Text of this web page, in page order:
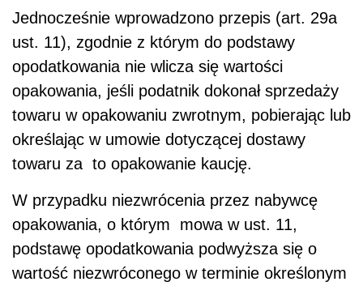
Jednocześnie wprowadzono przepis (art. 29a
ust. 11), zgodnie z którym do podstawy
opodatkowania nie wlicza się wartości
opakowania, jeśli podatnik dokonał sprzedaży
towaru w opakowaniu zwrotnym, pobierając lub
określając w umowie dotyczącej dostawy
towaru za to opakowanie kaucję.
W przypadku niezwrócenia przez nabywcę
opakowania, o którym mowa w ust. 11,
podstawę opodatkowania podwyższa się o
wartość niezwróconego w terminie określonym